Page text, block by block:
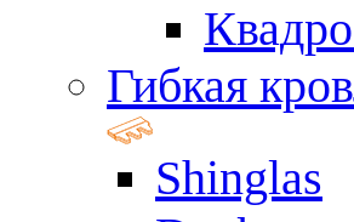
Гибкая
Shinglas